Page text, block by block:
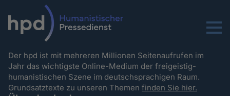
Menu
Der hpd ist mit mehreren Millionen Seitenaufrufen im
Jahr das wichtigste Online-Medium der freigeistig-
humanistischen Szene im deutschsprachigen Raum.
Grundsatztexte zu unseren Themenfinden Sie hier.